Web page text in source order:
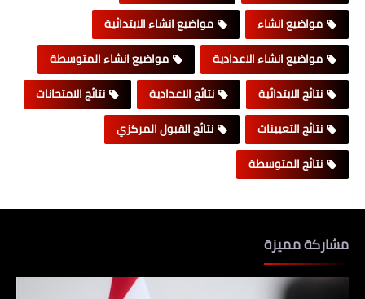
مواضيع انشاء
مواضيع انشاء الابتدائية
مواضيع انشاء الاعدادية
مواضيع انشاء المتوسطة
نتائج الابتدائية
نتائج الاعدادية
نتائج الامتحانات
نتائج التعيينات
نتائج القبول المركزي
نتائج المتوسطة
مشاركة مميزة